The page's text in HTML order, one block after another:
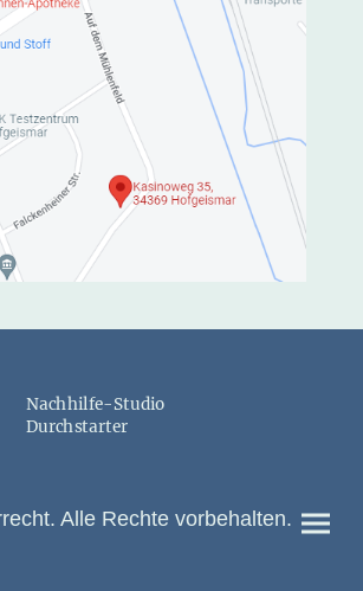
Nachhilfe-Studio
Durchstarter
Alle Rechte vorbehalten.